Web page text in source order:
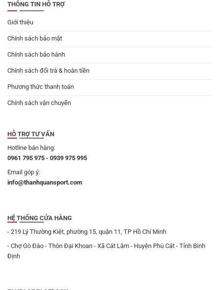
THÔNG TIN HỖ TRỢ
Giới thiệu
Chính sách bảo mật
Chính sách bảo hành
Chính sách đổi trả & hoàn tiền
Phương thức thanh toán
Chính sách vận chuyển
HỖ TRỢ TƯ VẤN
Hotline bán hàng:
0961 795 975 - 0939 975 995
Email góp ý:
info@thanhquansport.com
HỆ THỐNG CỬA HÀNG
- 219 Lý Thường Kiệt, phường 15, quận 11, TP Hồ Chí Minh
- Chợ Gò Đào - Thôn Đại Khoan - Xã Cát Lâm - Huyện Phù Cát - Tỉnh Bình
Định